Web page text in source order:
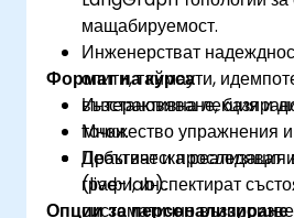
мащабируемост.
Инженерстват
опити, таймаути,
възстановяване,
точки.
Дебъгват и проследяват
графи, инспектират
систематично
Формат на курса
Интерактивна лекция и
Множество упражнения и
Практическа
(live-lab).
Опции за персонализиране